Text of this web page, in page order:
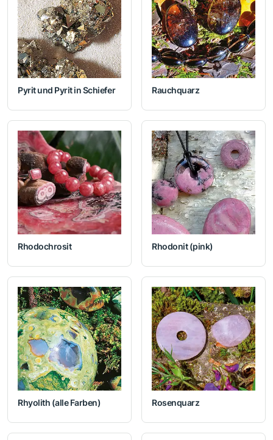
Pyrit und Pyrit in Schiefer Rauchquarz
Rhodochrosit Rhodonit (pink)
Rhyolith (alle Farben) Rosenquarz